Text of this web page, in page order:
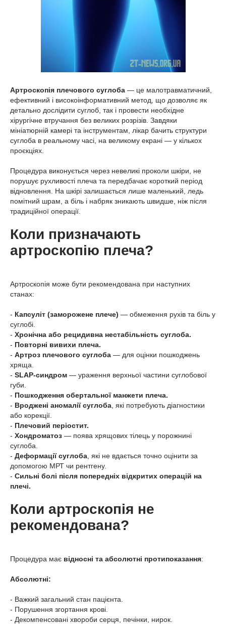
Артроскопія плечового суглоба — це малотравматичний,
ефективний і високоінформативний метод, що дозволяє як
детально дослідити суглоб, так і провести необхідне
хірургічне втручання без великих розрізів. Завдяки
мініатюрній камері та інструментам, лікар бачить структури
суглоба в реальному часі, на великому екрані — у кількох
проєкціях.
Процедура виконується через невеликі проколи шкіри, не
порушує рухливості плеча та передбачає короткий період
відновлення. На шкірі залишається лише маленький, ледь
помітний шрам, а біль і набряк зникають швидше, ніж після
традиційної операції.
Коли призначають
артроскопію плеча?
Артроскопія може бути рекомендована при наступних
станах:
- Капсуліт (заморожене плече) — обмеження рухів та біль у
суглобі.
- Хронічна або рецидивна нестабільність суглоба.
- Повторні вивихи плеча.
- Артроз плечового суглоба — для оцінки пошкоджень
хряща.
- SLAP-синдром — ураження верхньої частини суглобової
губи.
- Пошкодження обертальної манжети плеча.
- Вроджені аномалії суглоба , які потребують діагностики
або корекції.
- Плечовий періостит.
- Хондроматоз — поява хрящових тілець у порожнині
суглоба.
- Деформації суглоба , які не вдається точно оцінити за
допомогою МРТ чи рентгену.
- Сильні болі після попередніх відкритих операцій на
плечі.
Коли артроскопія не
рекомендована?
Процедура має відносні та абсолютні протипоказання:
Абсолютні:
- Важкий загальний стан пацієнта.
- Порушення згортання крові.
- Декомпенсовані хвороби серця, печінки, нирок.